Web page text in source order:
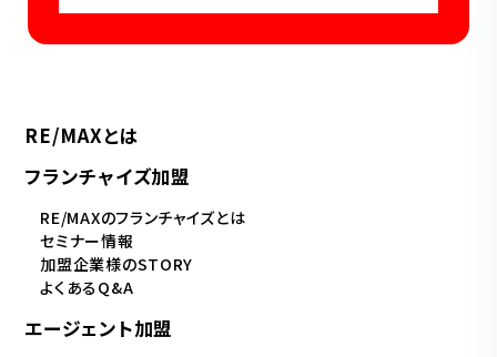
RE/MAXとは
フランチャイズ加盟
RE/MAXのフランチャイズとは
セミナー情報
加盟企業様のSTORY
よくあるQ&A
エージェント加盟